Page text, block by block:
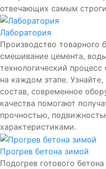
отвечающих самым
Лаборатория
Производство товарного
смешивание цемента,
технологический
на каждом этапе.
состав, современное
качества помогают
прочностью,
характеристиками.
Прогрев бетона зимой
Подогрев готового